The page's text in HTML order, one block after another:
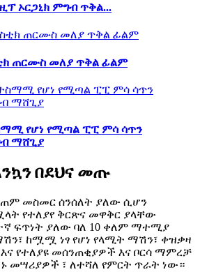
ኦርጋኒክ ምግብ ጥቅል...
ጠርሙስ መለያ ጥቅል ፊልም
የሆነ የሚጣል ፒፒ ምሳ ሳጥን
ማሸጊያ
በደህና መጡ
መስመር ሰንሰለት ያለው ሲሆን
የተለያየ ቅርጽና መዋቅር ያላቸው
ፍጥነት ያለው ባለ 10 ቀለም ማተሚያ
ከሟሟ ነፃ የሆነ የላሚት ማሽን፣ ቀዝቃዛ
የተለያዩ መሰንጠቂያዎች እና ቦርሳ ማምረቻ
መሣሪያዎች ፣ ለተሻለ የምርት ጥራት ነው።